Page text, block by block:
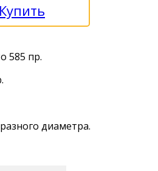
Купить
585 пр.
диаметра.